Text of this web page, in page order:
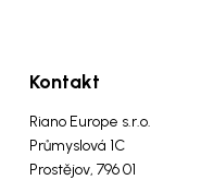
Kontakt
Riano Europe s.r.o.
Průmyslová 1C
Prostějov, 796 01